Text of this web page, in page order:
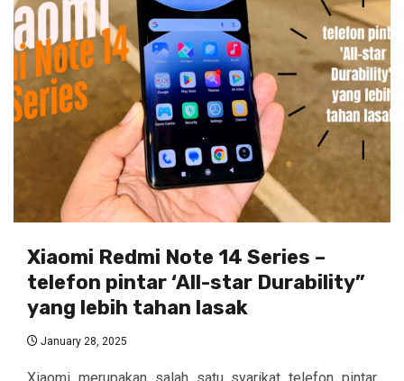
Xiaomi Redmi Note 14 Series –
telefon pintar ‘All-star Durability”
yang lebih tahan lasak
January 28, 2025